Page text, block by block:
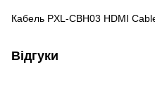
Кабель PXL-CBH03 HDMI
Відгуки